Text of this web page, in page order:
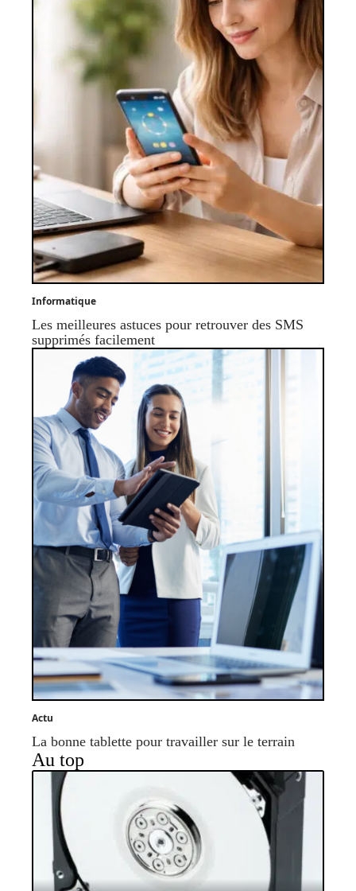
Informatique
Les meilleures astuces pour retrouver des SMS
supprimés facilement
Actu
La bonne tablette pour travailler sur le terrain
Au top